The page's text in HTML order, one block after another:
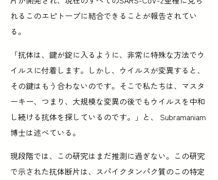
れるこのエピトープに結合できることが報告されてい
る。
「抗体は、鍵が錠に入るように、非常に特殊な方法でウ
イルスに付着します。しかし、ウイルスが変異すると、
その鍵はもう合わないのです。そこで私たちは、マスタ
ーキー、つまり、大規模な変異の後でもウイルスを中和
し続ける抗体を探しているのです。」と、 Subramaniam
博士は述べている。
現段階では、この研究はまだ推測に過ぎない。この研究
で示された抗体断片は、スパイクタンパク質のこの特定